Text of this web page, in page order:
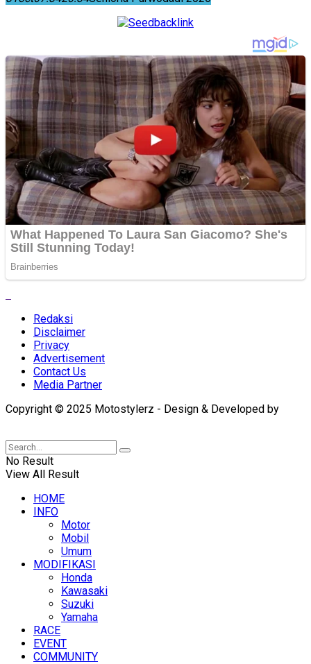
Redaksi
Disclaimer
Privacy
Advertisement
Contact Us
Media Partner
Copyright © 2025 Motostylerz - Design & Developed by
No Result
View All Result
HOME
INFO
Motor
Mobil
Umum
MODIFIKASI
Honda
Kawasaki
Suzuki
Yamaha
RACE
EVENT
COMMUNITY